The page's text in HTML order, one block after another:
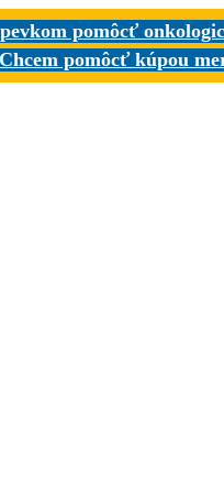
pomôcť
Chcem pomôcť kúpou